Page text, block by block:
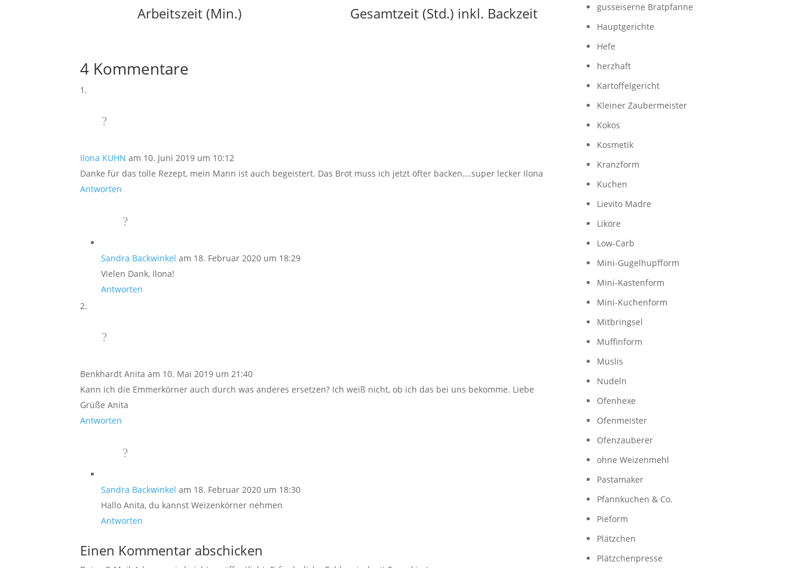
Arbeitszeit (Min.) Gesamtzeit (Std.) inkl. Backzeit
4 Kommentare
Ilona KUHN am 10. Juni 2019 um 10:12
Danke für das tolle Rezept, mein Mann ist auch begeistert. Das Brot muss ich jetzt öfter backen….super lecker Ilona
Antworten
Sandra Backwinkel am 18. Februar 2020 um 18:29
Vielen Dank, Ilona!
Antworten
Benkhardt Anita am 10. Mai 2019 um 21:40
Kann ich die Emmerkörner auch durch was anderes ersetzen? Ich weiß nicht, ob ich das bei uns bekomme. Liebe
Grüße Anita
Antworten
Sandra Backwinkel am 18. Februar 2020 um 18:30
Hallo Anita, du kannst Weizenkörner nehmen
Antworten
Einen Kommentar abschicken
gusseiserne Bratpfanne
Hauptgerichte
Hefe
herzhaft
Kartoffelgericht
Kleiner Zaubermeister
Kokos
Kosmetik
Kranzform
Kuchen
Lievito Madre
Liköre
Low-Carb
Mini-Gugelhupfform
Mini-Kastenform
Mini-Kuchenform
Mitbringsel
Muffinform
Müslis
Nudeln
Ofenhexe
Ofenmeister
Ofenzauberer
ohne Weizenmehl
Pastamaker
Pfannkuchen & Co.
Pieform
Plätzchen
Plätzchenpresse